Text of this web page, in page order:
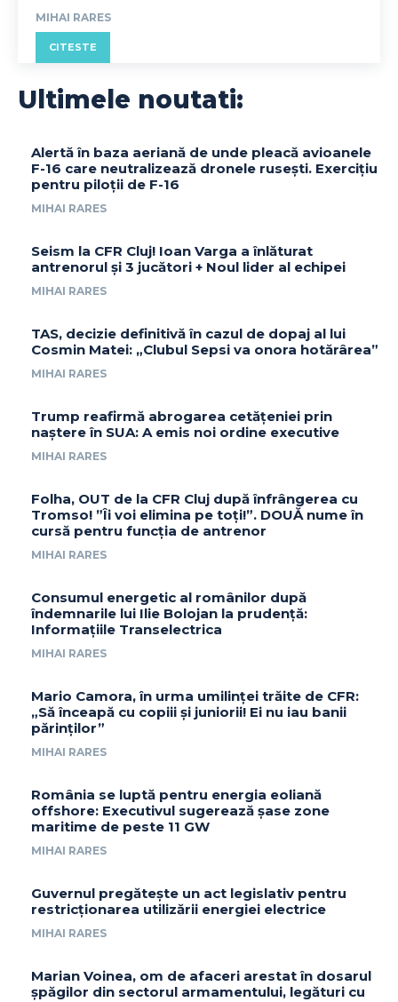
MIHAI RARES
CITESTE
Ultimele noutati:
Alertă în baza aeriană de unde pleacă avioanele
F-16 care neutralizează dronele rusești. Exercițiu
pentru piloții de F-16
MIHAI RARES
Seism la CFR Cluj! Ioan Varga a înlăturat
antrenorul și 3 jucători + Noul lider al echipei
MIHAI RARES
TAS, decizie definitivă în cazul de dopaj al lui
Cosmin Matei: „Clubul Sepsi va onora hotărârea”
MIHAI RARES
Trump reafirmă abrogarea cetățeniei prin
naștere în SUA: A emis noi ordine executive
MIHAI RARES
Folha, OUT de la CFR Cluj după înfrângerea cu
Tromso! ”Îi voi elimina pe toți!”. DOUĂ nume în
cursă pentru funcția de antrenor
MIHAI RARES
Consumul energetic al românilor după
îndemnarile lui Ilie Bolojan la prudență:
Informațiile Transelectrica
MIHAI RARES
Mario Camora, în urma umilinței trăite de CFR:
„Să înceapă cu copiii și juniorii! Ei nu iau banii
părinților”
MIHAI RARES
România se luptă pentru energia eoliană
offshore: Executivul sugerează șase zone
maritime de peste 11 GW
MIHAI RARES
Guvernul pregătește un act legislativ pentru
restricționarea utilizării energiei electrice
MIHAI RARES
Marian Voinea, om de afaceri arestat în dosarul
șpăgilor din sectorul armamentului, legături cu